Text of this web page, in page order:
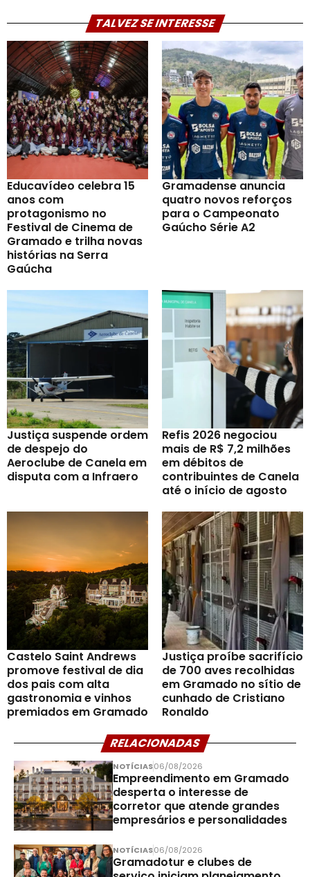
TALVEZ SE INTERESSE
Educavídeo celebra 15
anos com
protagonismo no
Festival de Cinema de
Gramado e trilha novas
histórias na Serra
Gaúcha
Gramadense anuncia
quatro novos reforços
para o Campeonato
Gaúcho Série A2
Justiça suspende ordem
de despejo do
Aeroclube de Canela em
disputa com a Infraero
Refis 2026 negociou
mais de R$ 7,2 milhões
em débitos de
contribuintes de Canela
até o início de agosto
Castelo Saint Andrews
promove festival de dia
dos pais com alta
gastronomia e vinhos
premiados em Gramado
Justiça proíbe sacrifício
de 700 aves recolhidas
em Gramado no sítio de
cunhado de Cristiano
Ronaldo
RELACIONADAS
NOTÍCIAS06/08/2026
Empreendimento em Gramado
desperta o interesse de
corretor que atende grandes
empresários e personalidades
NOTÍCIAS06/08/2026
Gramadotur e clubes de